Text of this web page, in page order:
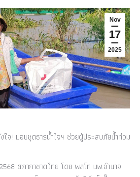
Nov
17
2025
ใจ! มอบชุดธารน้ำใจฯ ช่วยผู้ประสบภัยน้ำท่วม
สภากาชาดไทย โดย พลโท นพ.อำนาจ